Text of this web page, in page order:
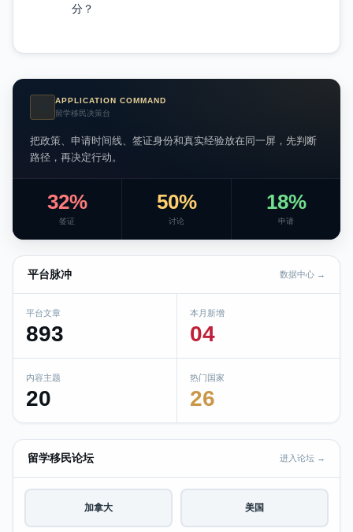
分？
APPLICATION COMMAND
留学移民决策台
把政策、申请时间线、签证身份和真实经验放在同一屏，先判断
路径，再决定行动。
32%
签证
50%
讨论
18%
申请
平台脉冲 数据中心 →
平台文章
893
本月新增
04
内容主题
20
热门国家
26
留学移民论坛 进入论坛 →
加拿大 美国